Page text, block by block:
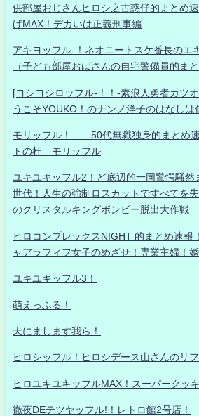
供部屋おじさんヒロシ之古惑仔的まとめ
げMAX！デカいは正義刑事編
アキヨッフル-！ネオニートスケ番長のエ
（子ども部屋おばさんの自宅警備員的まと
[ヨシヨシロッフル-！！-素浪人勇者カツ
うこそYOUKO！のナンノ洋子のはなしは
モリッフル！ 50代無職独身的まとめ速
トの杜 モリッフル
ユキユキッフル2！ど底辺的一同驚愕騒然
世代！人生の強制ロスカットですべてを
のクリスタルキングボンビー脱出大作戦
ヒロコンプレックスNIGHT 的まとめ速報
ャアラフィフ女子のめざせ！専業主婦！
ユキユキッフル3！
萌えっふる！
天にまします我ら！
ヒロシッフル！ヒロシデース山さんのリ
ヒロユキユキッフルMAX！スーパークッキ
徹夜DEテツヤッフル!！レトロ館2号店！